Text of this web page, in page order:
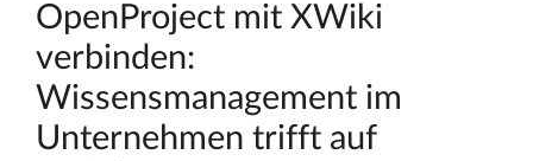
OpenProject mit XWiki
verbinden:
Wissensmanagement im
Unternehmen trifft auf